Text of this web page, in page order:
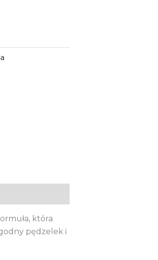
która
pędzelek i